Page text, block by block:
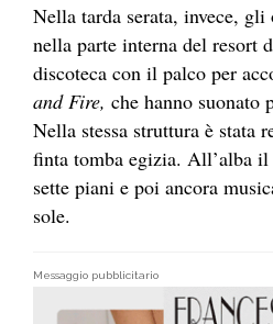
Nella tarda serata, invece,
nella parte interna del resort
discoteca con il palco per
and Fire, che hanno suonato
Nella stessa struttura è stata
finta tomba egizia. All’alba
sette piani e poi ancora
sole.
Messaggio pubblicitario